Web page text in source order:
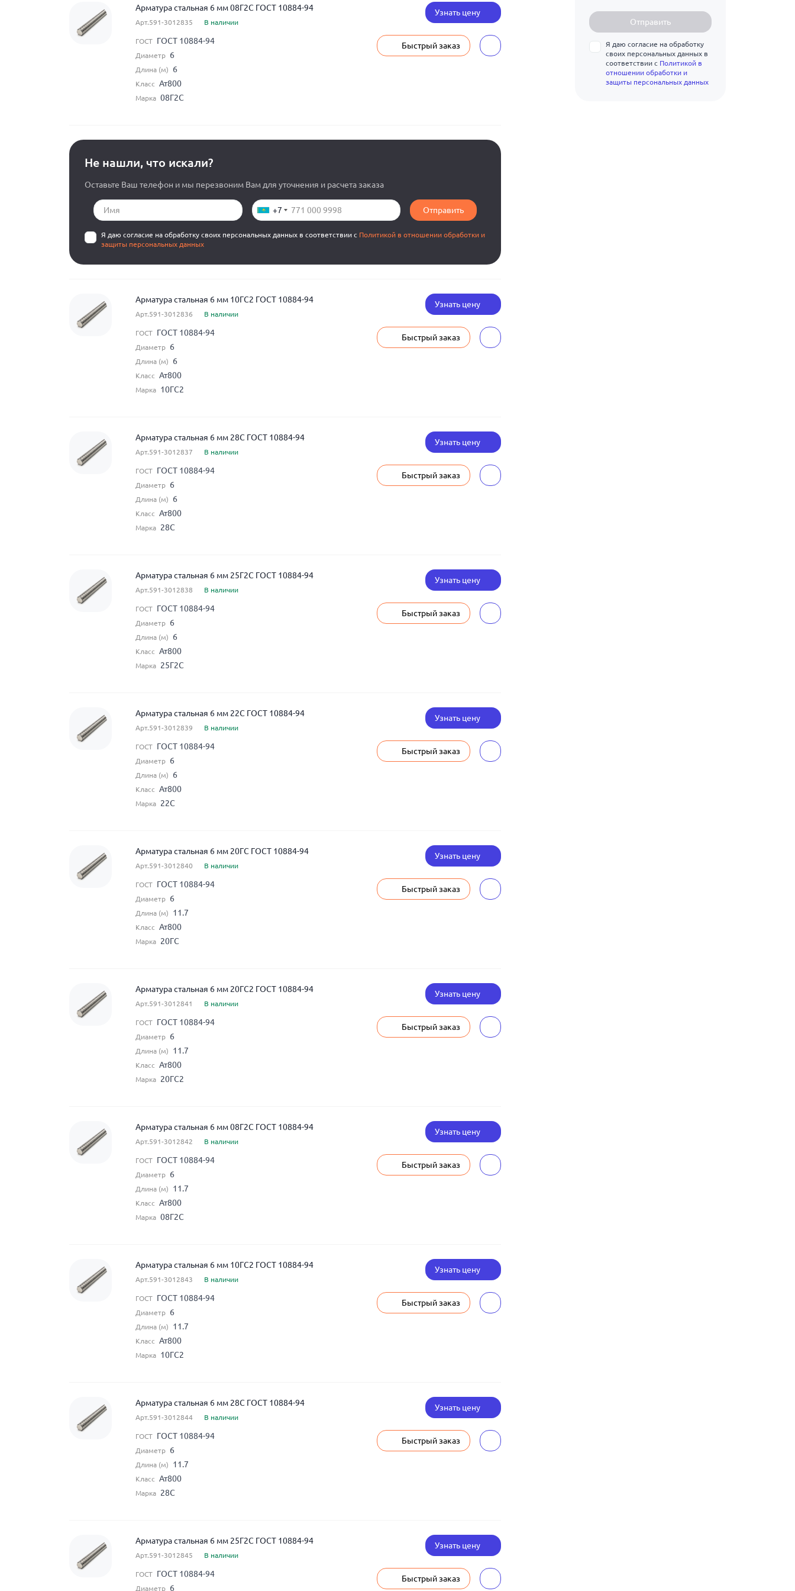
Арматура стальная 6 мм 08Г2С ГОСТ 10884-94
Арт.591-3012835 В наличии
ГОСТ ГОСТ 10884-94
Диаметр 6
Длина (м) 6
Класс Ат800
Марка 08Г2С
Узнать цену
Быстрый заказ
Не нашли, что искали?
Оставьте Ваш телефон и мы перезвоним Вам для уточнения и расчета заказа
+7 Отправить
Я даю согласие на обработку своих персональных данных в соответствии с Политикой в отношении обработки и
защиты персональных данных
Арматура стальная 6 мм 10ГС2 ГОСТ 10884-94
Арт.591-3012836 В наличии
ГОСТ ГОСТ 10884-94
Диаметр 6
Длина (м) 6
Класс Ат800
Марка 10ГС2
Узнать цену
Быстрый заказ
Арматура стальная 6 мм 28С ГОСТ 10884-94
Арт.591-3012837 В наличии
ГОСТ ГОСТ 10884-94
Диаметр 6
Длина (м) 6
Класс Ат800
Марка 28С
Узнать цену
Быстрый заказ
Арматура стальная 6 мм 25Г2С ГОСТ 10884-94
Арт.591-3012838 В наличии
ГОСТ ГОСТ 10884-94
Диаметр 6
Длина (м) 6
Класс Ат800
Марка 25Г2С
Узнать цену
Быстрый заказ
Арматура стальная 6 мм 22С ГОСТ 10884-94
Арт.591-3012839 В наличии
ГОСТ ГОСТ 10884-94
Диаметр 6
Длина (м) 6
Класс Ат800
Марка 22С
Узнать цену
Быстрый заказ
Арматура стальная 6 мм 20ГС ГОСТ 10884-94
Арт.591-3012840 В наличии
ГОСТ ГОСТ 10884-94
Диаметр 6
Длина (м) 11.7
Класс Ат800
Марка 20ГС
Узнать цену
Быстрый заказ
Арматура стальная 6 мм 20ГС2 ГОСТ 10884-94
Арт.591-3012841 В наличии
ГОСТ ГОСТ 10884-94
Диаметр 6
Длина (м) 11.7
Класс Ат800
Марка 20ГС2
Узнать цену
Быстрый заказ
Арматура стальная 6 мм 08Г2С ГОСТ 10884-94
Арт.591-3012842 В наличии
ГОСТ ГОСТ 10884-94
Диаметр 6
Длина (м) 11.7
Класс Ат800
Марка 08Г2С
Узнать цену
Быстрый заказ
Арматура стальная 6 мм 10ГС2 ГОСТ 10884-94
Арт.591-3012843 В наличии
ГОСТ ГОСТ 10884-94
Диаметр 6
Длина (м) 11.7
Класс Ат800
Марка 10ГС2
Узнать цену
Быстрый заказ
Арматура стальная 6 мм 28С ГОСТ 10884-94
Арт.591-3012844 В наличии
ГОСТ ГОСТ 10884-94
Диаметр 6
Длина (м) 11.7
Класс Ат800
Марка 28С
Узнать цену
Быстрый заказ
Арматура стальная 6 мм 25Г2С ГОСТ 10884-94
Арт.591-3012845 В наличии
ГОСТ ГОСТ 10884-94
Диаметр 6
Узнать цену
Быстрый заказ
32
36
40
Отправить
Я даю согласие на обработку
своих персональных данных в
соответствии с Политикой в
отношении обработки и
защиты персональных данных